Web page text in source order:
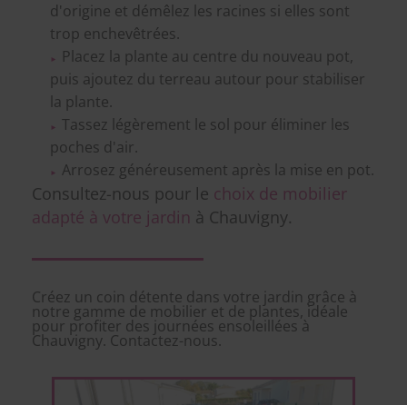
d'origine et démêlez les racines si elles sont
trop enchevêtrées.
Placez la plante au centre du nouveau pot,
puis ajoutez du terreau autour pour stabiliser
la plante.
Tassez légèrement le sol pour éliminer les
poches d'air.
Arrosez généreusement après la mise en pot.
Consultez-nous pour le choix de mobilier
adapté à votre jardin à Chauvigny.
Créez un coin détente dans votre jardin grâce à
notre gamme de mobilier et de plantes, idéale
pour profiter des journées ensoleillées à
Chauvigny. Contactez-nous.